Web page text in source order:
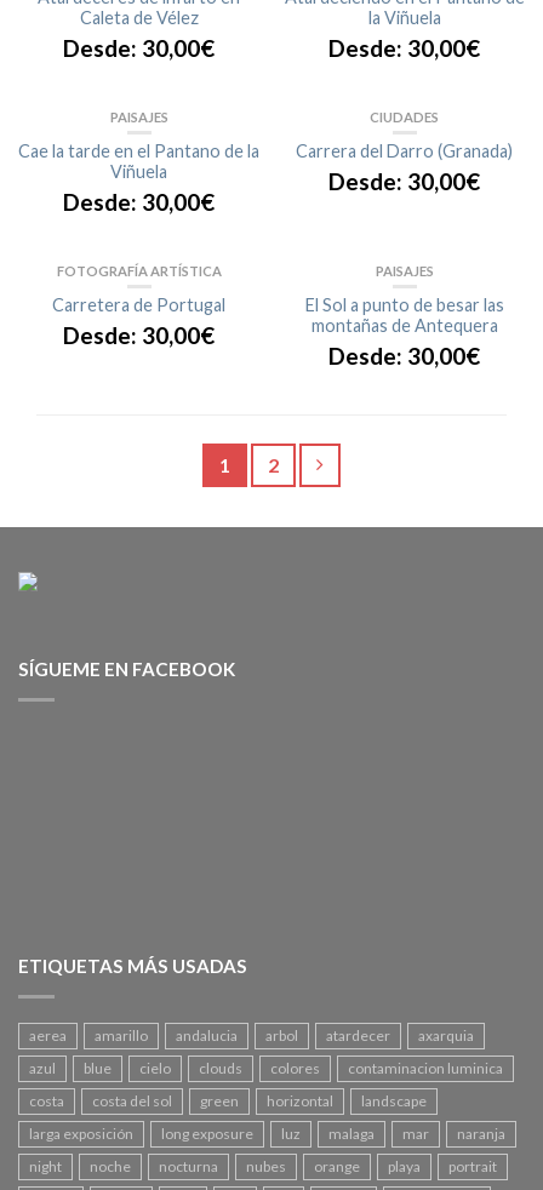
Caleta de Vélez
Desde: 30,00€
la Viñuela
Desde: 30,00€
PAISAJES
Cae la tarde en el Pantano de la
Viñuela
Desde: 30,00€
CIUDADES
Carrera del Darro (Granada)
Desde: 30,00€
FOTOGRAFÍA ARTÍSTICA
Carretera de Portugal
Desde: 30,00€
PAISAJES
El Sol a punto de besar las
montañas de Antequera
Desde: 30,00€
1 2
SÍGUEME EN FACEBOOK
ETIQUETAS MÁS USADAS
aerea amarillo andalucia arbol atardecer
axarquia
azul
blue cielo clouds colores
contaminacion luminica
costa
costa del sol green horizontal
landscape
larga exposición
long exposure luz malaga mar
naranja
night
noche nocturna nubes orange playa
portrait